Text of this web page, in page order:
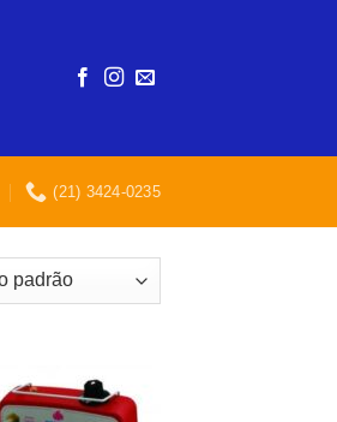
(21) 3424-0235